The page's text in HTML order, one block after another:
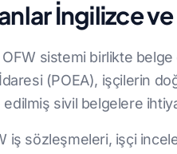
İngilizce
OFW sistemi birlikte
(POEA), işçilerin
edilmiş sivil belgelere
iş sözleşmeleri, işçi